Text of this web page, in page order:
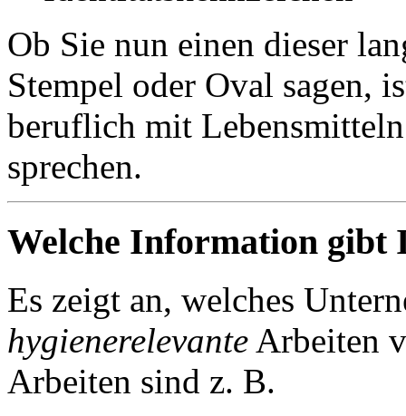
Ob Sie nun einen dieser
Stempel oder Oval sagen,
beruflich mit
sprechen.
Welche Information gibt
Es zeigt an, welches
hygienerelevante Arbeiten
Arbeiten sind z. B.